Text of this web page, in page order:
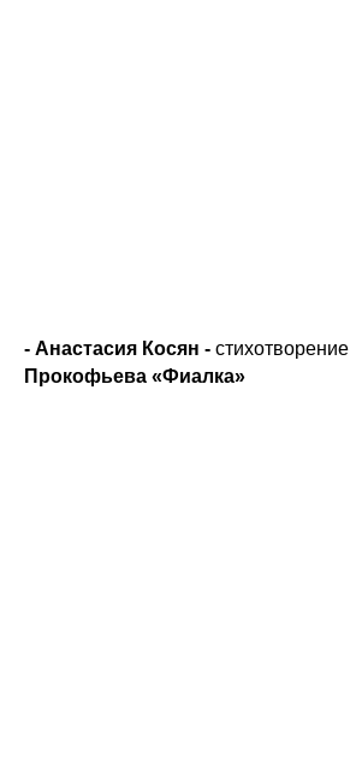
- Анастасия Косян - стихотворение
Прокофьева «Фиалка»